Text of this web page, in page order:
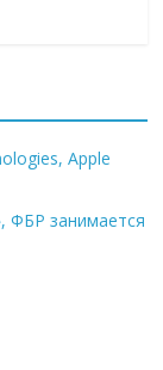
Apple
ФБР занимается